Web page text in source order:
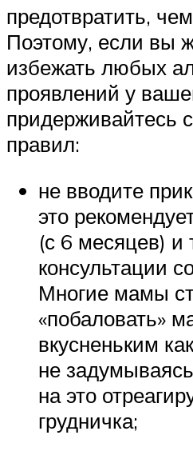
предотвратить,
Поэтому, если вы
избежать любых
проявлений у
придерживайтесь
правил:
не вводите
это
(с 6 месяцев) и
консультации
Многие мамы
«побаловать»
вкусненьким
не
на это
грудничка;